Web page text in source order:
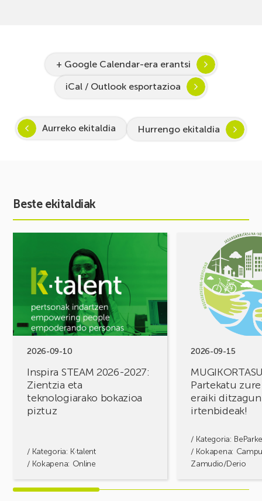
+ Google Calendar-era erantsi
iCal / Outlook esportazioa
Aurreko ekitaldia Hurrengo ekitaldia
Beste ekitaldiak
2026-09-10
Inspira STEAM 2026-2027:
Zientzia eta
teknologiarako bokazioa
piztuz
/ Kategoria: K·talent
/ Kokapena: Online
STEAM
Zientzia
eta
teknologiarako
bokazioa
2026-09-15
Partekatu
eraiki ditzagun
irtenbideak!
/ Kategoria:
/ Kokapena:
Zamudio/Derio
MUGIKORTASUN
FOROA
Partekatu
erronkak,
irtenbideak!